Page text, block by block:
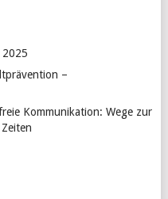
2025
–
Kommunikation: Wege zur